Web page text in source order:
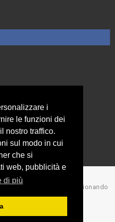
i
le funzioni dei
nostro traffico.
sul modo in cui
che si
web, pubblicità e
di più
© Copyright 2017 Campionando
top